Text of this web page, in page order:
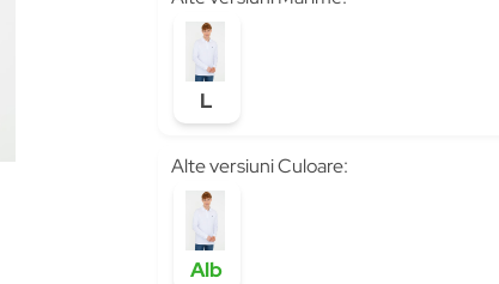
L
Alte versiuni Culoare:
Alb